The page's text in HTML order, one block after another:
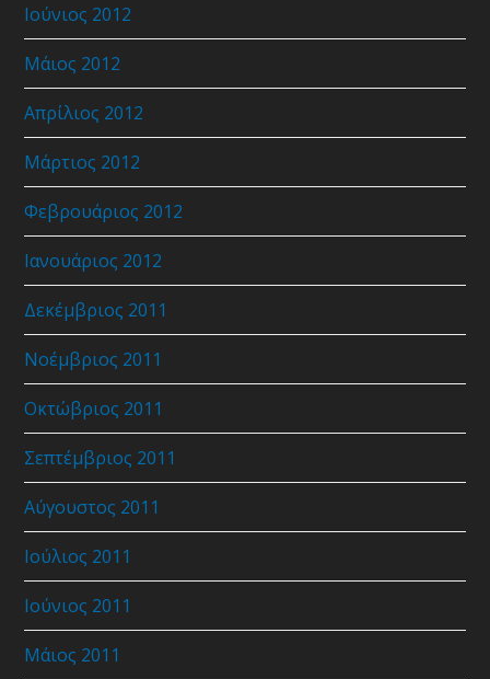
Ιούνιος 2012
Μάιος 2012
Απρίλιος 2012
Μάρτιος 2012
Φεβρουάριος 2012
Ιανουάριος 2012
Δεκέμβριος 2011
Νοέμβριος 2011
Οκτώβριος 2011
Σεπτέμβριος 2011
Αύγουστος 2011
Ιούλιος 2011
Ιούνιος 2011
Μάιος 2011